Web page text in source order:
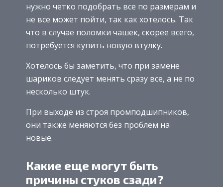
нужно четко подобрать все по размерам и
не все может пойти, так как хотелось. Так
что в случае поломки чашек, скорее всего,
потребуется купить новую втулку.
Хотелось бы заметить, что при замене
шариков следует менять сразу все, а не по
несколько штук.
При выходе из строя промподшипников,
они также меняются без проблем на
новые.
Какие еще могут быть
причины стуков сзади?